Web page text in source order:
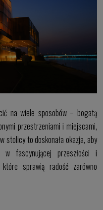
na wiele sposobów – bogatą
przestrzeniami i miejscami,
stolicy to doskonała okazja, aby
fascynującej przeszłości i
sprawią radość zarówno